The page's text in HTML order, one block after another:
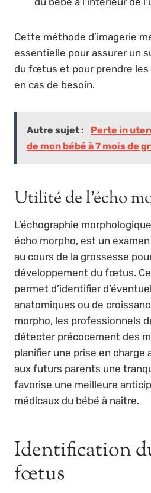
Cette méthode d’imagerie
essentielle pour assurer un
du fœtus et pour prendre les
en cas de besoin.
Autre sujet :
Perte in
de mon bébé à 7 mois de
Utilité de l’écho
L’échographie
écho morpho, est un
au cours de la grossesse
développement du fœtus.
permet d’identifier
anatomiques ou de
morpho, les professionnels
détecter précocement des
planifier une prise en charge
aux futurs parents une
favorise une meilleure
médicaux du bébé à naître.
Identification
fœtus